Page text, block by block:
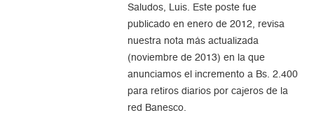
Saludos, Luis. Este poste fue
publicado en enero de 2012, revisa
nuestra nota más actualizada
(noviembre de 2013) en la que
anunciamos el incremento a Bs. 2.400
para retiros diarios por cajeros de la
red Banesco.